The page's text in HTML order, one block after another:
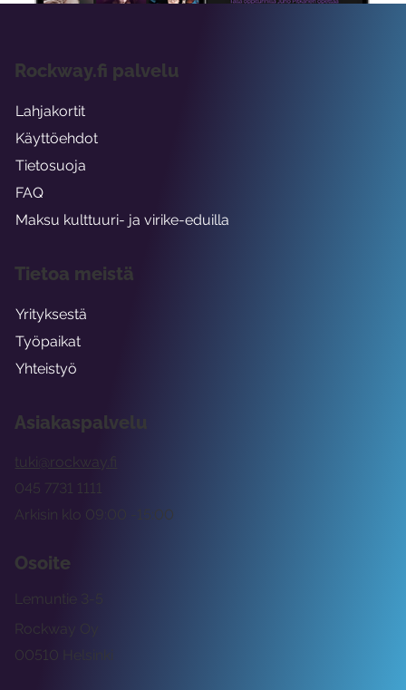
Asiakaspalvelu
tuki@rockway.fi
Arkisin klo 09:00 -15:00
045 7731 1111
Osoite
Rockway Oy
Lemuntie 3-5
00510 Helsinki
Rockway.fi palvelu
Lahjakortit
Käyttöehdot
Tietosuoja
FAQ
Maksu kulttuuri- ja virike-eduilla
Tietoa meistä
Yrityksestä
Työpaikat
Yhteistyö